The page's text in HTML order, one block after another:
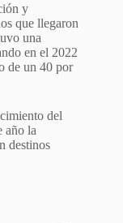
y
que llegaron
una
en el 2022
de un 40 por
del
año la
destinos